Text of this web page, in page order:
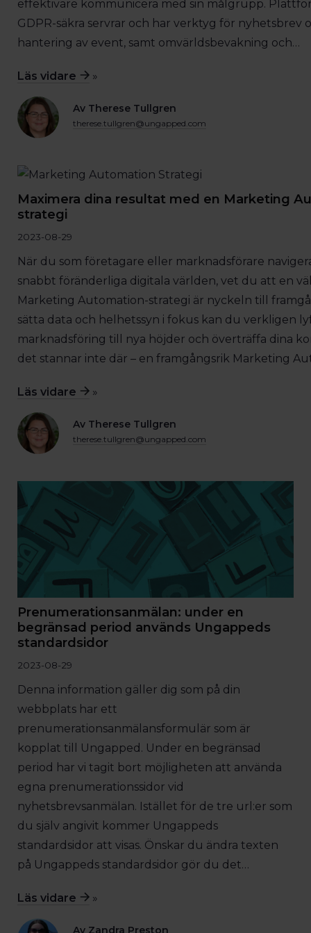
effektivare kommunicera med sin målgrupp.
GDPR-säkra servrar och har verktyg för nyhetsbrev
hantering av event, samt omvärldsbevakning och…
Läs vidare »
Av Therese Tullgren
therese.tullgren@ungapped.com
Maximera dina resultat med en Marketing
strategi
2023-08-29
När du som företagare eller marknadsförare
snabbt föränderliga digitala världen, vet du att en
Marketing Automation-strategi är nyckeln till
sätta data och helhetssyn i fokus kan du verkligen
marknadsföring till nya höjder och överträffa dina
det stannar inte där – en framgångsrik Marketing
Läs vidare »
Av Therese Tullgren
therese.tullgren@ungapped.com
Prenumerationsanmälan: under en
begränsad period används Ungappeds
standardsidor
2023-08-29
Denna information gäller dig som på din
webbplats har ett
prenumerationsanmälansformulär som är
kopplat till Ungapped. Under en begränsad
period har vi tagit bort möjligheten att använda
egna prenumerationssidor vid
nyhetsbrevsanmälan. Istället för de tre url:er som
du själv angivit kommer Ungappeds
standardsidor att visas. Önskar du ändra texten
på Ungappeds standardsidor gör du det…
Läs vidare »
Av Zandra Preston